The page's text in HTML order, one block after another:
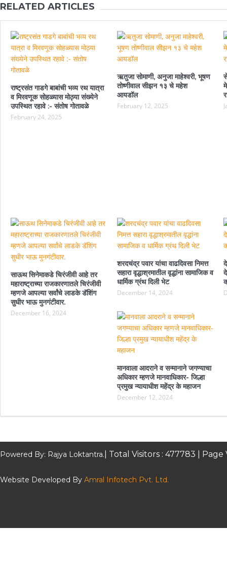
RELATED ARTICLES
राष्ट्रसंत गाडगे बाबांची भव्य रथ यात्रा
व मिरवणूक सोहळ्यास मोठ्या संख्येने
उपस्थित रहावे :- संतोष गोतावळे
February 24, 2025
ऋतुजा सोमाणी, अनुजा माहेश्वरी, भूषण
तोष्णीवाल सीझन १३ चे महेश
आयडॉल
February 12, 2025
साऊथ सिनेमाकडे चिरंजीवी आहे तर
महाराष्ट्राच्या राजकारणातले चिरंजीवी
म्हणजे आपल्या सर्वांचे लाडके डॅशिंग
सुधीर भाऊ मुनगंटीवार.
December 16, 2024
शरदचंद्र पवार यांचा वाढदिवसा निमत्त
सहारा वृद्धाश्रमातील वृद्धांना सामाजिक व
धार्मिक ग्रंथ दिली भेट
December 14, 2024
मानवाला आदराने व सन्मानाने जगण्याचा
अधिकार म्हणजे मानवाधिकार- जिल्हा
प्रमुख न्यायाधीश महेंद्र के महाजन
December 12, 2024
Powered By: Rajya Loktantra. | Total Visitors : 477783 | Page
Website Developed By Amral Infotech Pvt. Ltd.